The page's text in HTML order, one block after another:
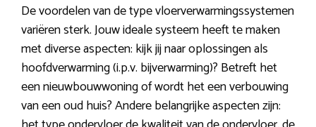
De voordelen van de type vloerverwarmingssystemen
variëren sterk. Jouw ideale systeem heeft te maken
met diverse aspecten: kijk jij naar oplossingen als
hoofdverwarming (i.p.v. bijverwarming)? Betreft het
een nieuwbouwwoning of wordt het een verbouwing
van een oud huis? Andere belangrijke aspecten zijn: